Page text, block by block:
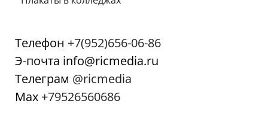
Телефон +7(952)656-06-86
Э-почта info@ricmedia.ru
Телеграм @ricmedia
Мах +79526560686